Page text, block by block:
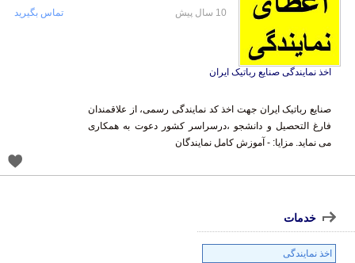
اخذ نمایندگی صنایع رباتیک ایران
صنایع رباتیک ایران جهت اخذ کد نمایندگی رسمی، از علاقمندان
فارغ التحصیل و دانشجو ،درسراسر کشور دعوت به همکاری
می نماید. مزایا: - آموزش کامل نمایندگان
10 سال پیش تماس بگیرید
خدمات
اخذ نمایندگی